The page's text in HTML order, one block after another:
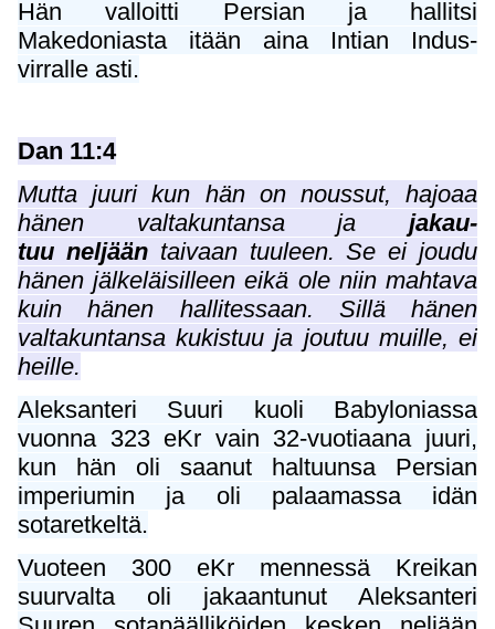
Hän valloitti Persian ja hallitsi
Makedoniasta itään aina Intian Indus-
virralle asti.
Dan 11:4
Mutta juuri kun hän on noussut, hajoaa
hänen valtakuntansa ja jakau-
tuu neljään taivaan tuuleen. Se ei joudu
hänen jälkeläisilleen eikä ole niin mahtava
kuin hänen hallitessaan. Sillä hänen
valtakuntansa kukistuu ja joutuu muille, ei
heille.
Aleksanteri Suuri kuoli Babyloniassa
vuonna 323 eKr vain 32-vuotiaana juuri,
kun hän oli saanut haltuunsa Persian
imperiumin ja oli palaamassa idän
sotaretkeltä.
Vuoteen 300 eKr mennessä Kreikan
suurvalta oli jakaantunut Aleksanteri